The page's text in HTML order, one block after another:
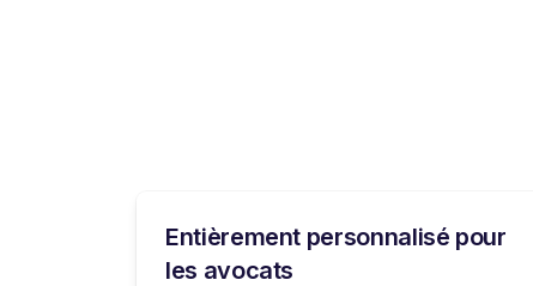
Entièrement personnalisé pour
les avocats